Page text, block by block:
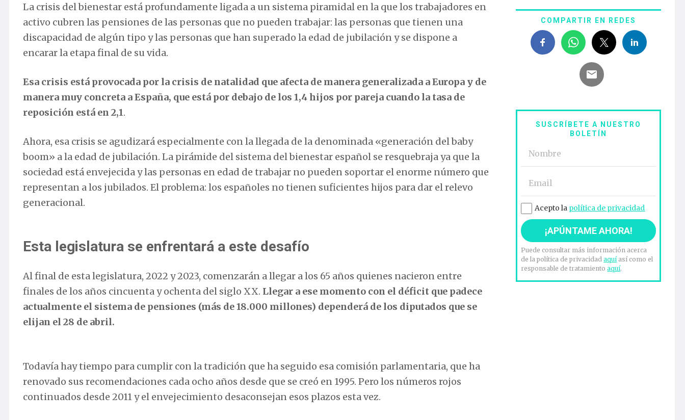
La crisis del bienestar está profundamente ligada a un sistema piramidal en la que los trabajadores en
activo cubren las pensiones de las personas que no pueden trabajar: las personas que tienen una
discapacidad de algún tipo y las personas que han superado la edad de jubilación y se dispone a
encarar la etapa final de su vida.
Esa crisis está provocada por la crisis de natalidad que afecta de manera generalizada a Europa y de
manera muy concreta a España, que está por debajo de los 1,4 hijos por pareja cuando la tasa de
reposición está en 2,1.
Ahora, esa crisis se agudizará especialmente con la llegada de la denominada «generación del baby
boom» a la edad de jubilación. La pirámide del sistema del bienestar español se resquebraja ya que la
sociedad está envejecida y las personas en edad de trabajar no pueden soportar el enorme número que
representan a los jubilados. El problema: los españoles no tienen suficientes hijos para dar el relevo
generacional.
Esta legislatura se enfrentará a este desafío
Al final de esta legislatura, 2022 y 2023, comenzarán a llegar a los 65 años quienes nacieron entre
finales de los años cincuenta y ochenta del siglo XX. Llegar a ese momento con el déficit que padece
actualmente el sistema de pensiones (más de 18.000 millones) dependerá de los diputados que se
elijan el 28 de abril.
Todavía hay tiempo para cumplir con la tradición que ha seguido esa comisión parlamentaria, que ha
renovado sus recomendaciones cada ocho años desde que se creó en 1995. Pero los números rojos
continuados desde 2011 y el envejecimiento desaconsejan esos plazos esta vez.
COMPARTIR EN REDES
SUSCRÍBETE A NUESTRO
BOLETÍN
Acepto la política de privacidad
Puede consultar más información acerca
de la política de privacidadaquíasí como el
responsable de tratamientoaquí.